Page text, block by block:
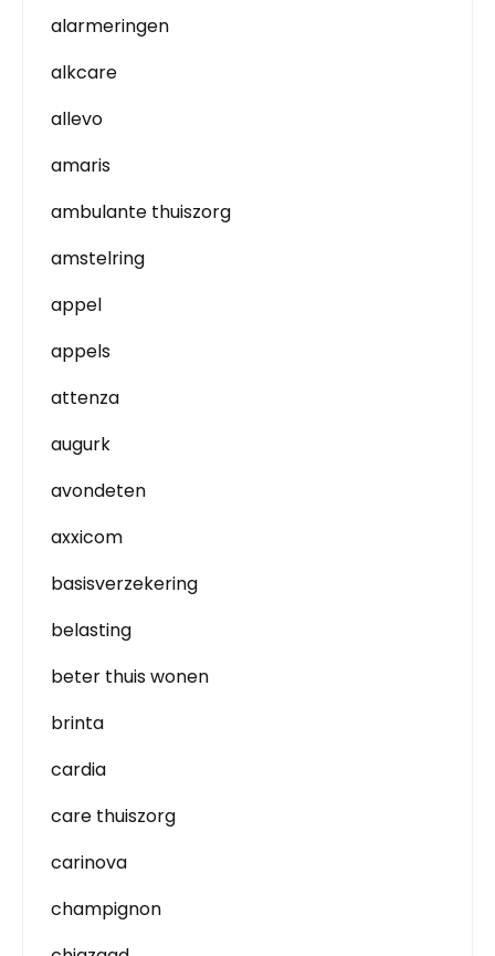
alarmeringen
alkcare
allevo
amaris
ambulante thuiszorg
amstelring
appel
appels
attenza
augurk
avondeten
axxicom
basisverzekering
belasting
beter thuis wonen
brinta
cardia
care thuiszorg
carinova
champignon